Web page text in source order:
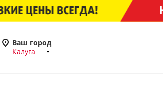
Ваш город
Калуга